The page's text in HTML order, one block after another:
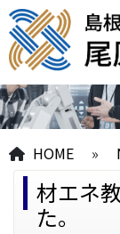
HOME »
材エネ
た。